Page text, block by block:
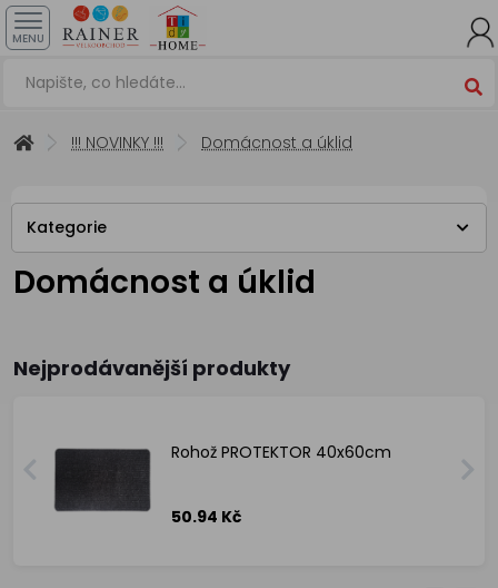
MENU
!!! NOVINKY !!! Domácnost a úklid
Kategorie
Domácnost a úklid
Nejprodávanější produkty
Rohož PROTEKTOR 40x60cm
50.94 Kč